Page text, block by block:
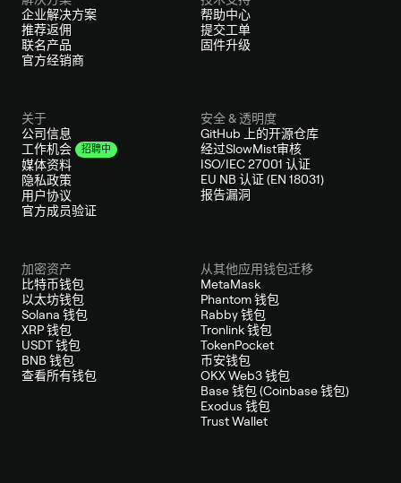
企业解决方案
推荐返佣
联名产品
官方经销商
帮助中心
提交工单
固件升级
关于
公司信息
工作机会
招聘中
媒体资料
隐私政策
用户协议
官方成员验证
安全 & 透明度
GitHub 上的开源仓库
经过SlowMist审核
ISO/IEC 27001 认证
EU NB 认证 (EN 18031)
报告漏洞
加密资产
比特币钱包
以太坊钱包
Solana 钱包
XRP 钱包
USDT 钱包
BNB 钱包
查看所有钱包
从其他应用钱包迁移
MetaMask
Phantom 钱包
Rabby 钱包
Tronlink 钱包
TokenPocket
币安钱包
OKX Web3 钱包
Base 钱包 (Coinbase 钱包)
Exodus 钱包
Trust Wallet